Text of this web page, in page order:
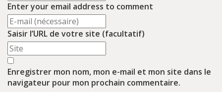
Enter your email address to comment
Saisir l’URL de votre site (facultatif)
Enregistrer mon nom, mon e-mail et mon site dans le
navigateur pour mon prochain commentaire.